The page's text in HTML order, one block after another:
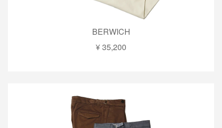
BERWICH
¥ 35,200